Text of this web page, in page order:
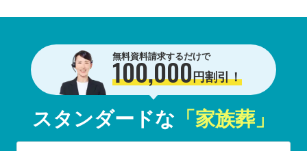
無料資料請求するだけで
100,000円割引！
スタンダードな 「家族葬」